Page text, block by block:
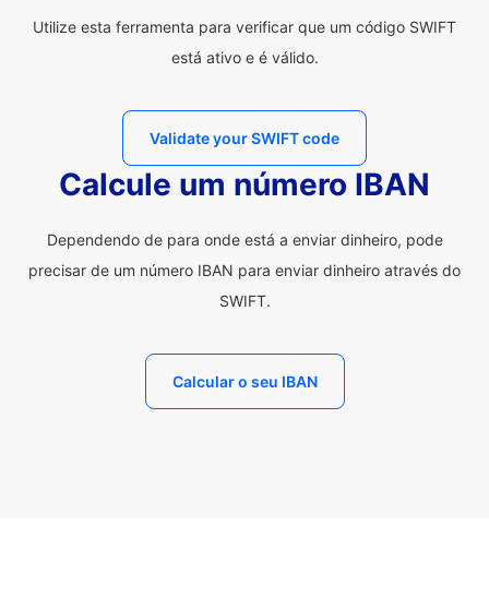
Utilize esta ferramenta para verificar que um código SWIFT
está ativo e é válido.
Validate your SWIFT code
Calcule um número IBAN
Dependendo de para onde está a enviar dinheiro, pode
precisar de um número IBAN para enviar dinheiro através do
SWIFT.
Calcular o seu IBAN